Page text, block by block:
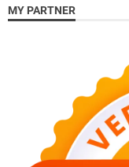
MY PARTNER